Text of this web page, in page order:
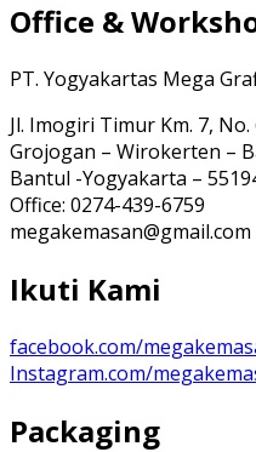
Office &
PT. Yogyakartas Mega
Jl. Imogiri Timur Km. 7, No.
Grojogan – Wirokerten –
Bantul -Yogyakarta –
Office: 0274-439-6759
megakemasan@gmail.com
Ikuti Kami
facebook.com/
Instagram.com/
Packaging